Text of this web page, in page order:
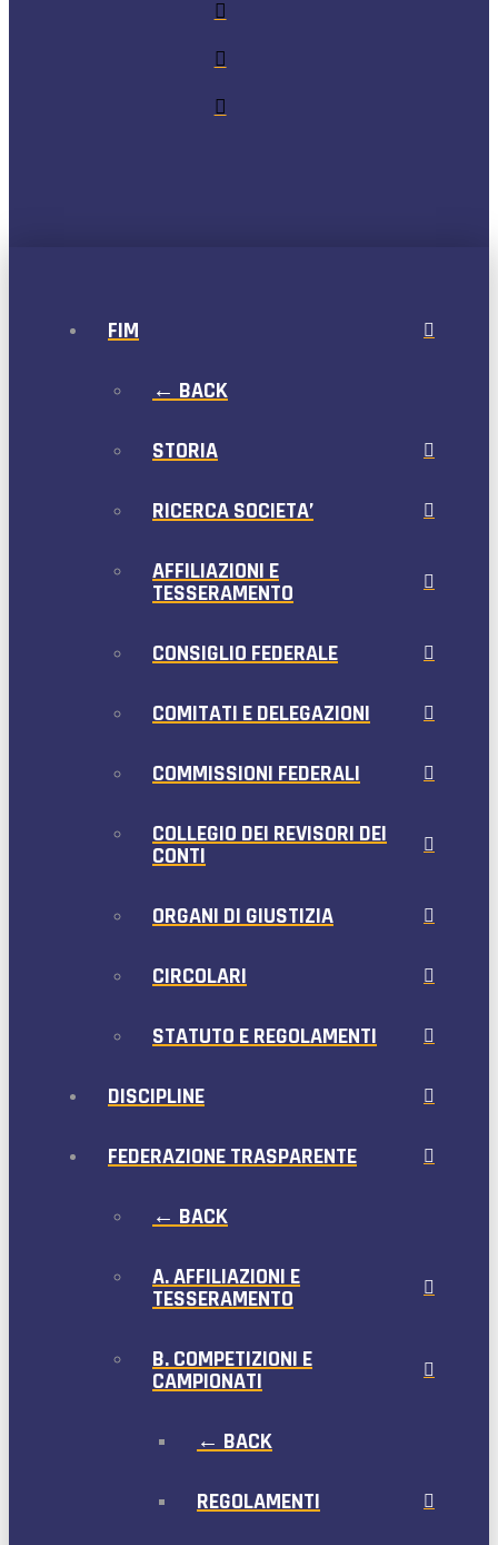
FIM
← BACK
STORIA
RICERCA SOCIETA’
AFFILIAZIONI E
TESSERAMENTO
CONSIGLIO FEDERALE
COMITATI E DELEGAZIONI
COMMISSIONI FEDERALI
COLLEGIO DEI REVISORI DEI
CONTI
ORGANI DI GIUSTIZIA
CIRCOLARI
STATUTO E REGOLAMENTI
DISCIPLINE
FEDERAZIONE TRASPARENTE
← BACK
A. AFFILIAZIONI E
TESSERAMENTO
B. COMPETIZIONI E
CAMPIONATI
← BACK
REGOLAMENTI